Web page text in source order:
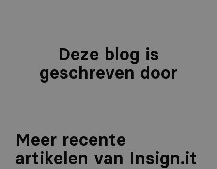
Deze blog is
geschreven door
Meer recente
artikelen van Insign.it